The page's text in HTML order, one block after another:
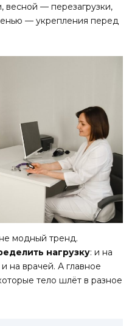
— перезагрузки,
— укрепления перед
модный тренд.
нагрузку: и на
на врачей. А главное
тело шлёт в разное